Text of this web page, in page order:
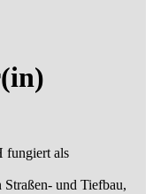
fungiert als
Straßen- und Tiefbau,